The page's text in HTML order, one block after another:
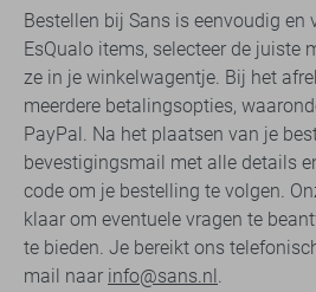
Bestellen bij Sans is eenvoudig en
EsQualo items, selecteer de juiste
ze in je winkelwagentje. Bij het
meerdere betalingsopties,
PayPal. Na het plaatsen van je
bevestigingsmail met alle details
code om je bestelling te volgen.
klaar om eventuele vragen te
te bieden. Je bereikt ons
mail naar info@sans.nl.